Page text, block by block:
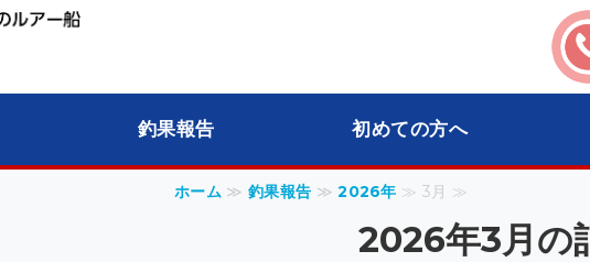
遊漁船 海宝｜オフショアフィッシン
釣果報告 初めての方へ
ホーム≫ 釣果報告 ≫2026年 ≫ 3月 ≫
2026年3月の